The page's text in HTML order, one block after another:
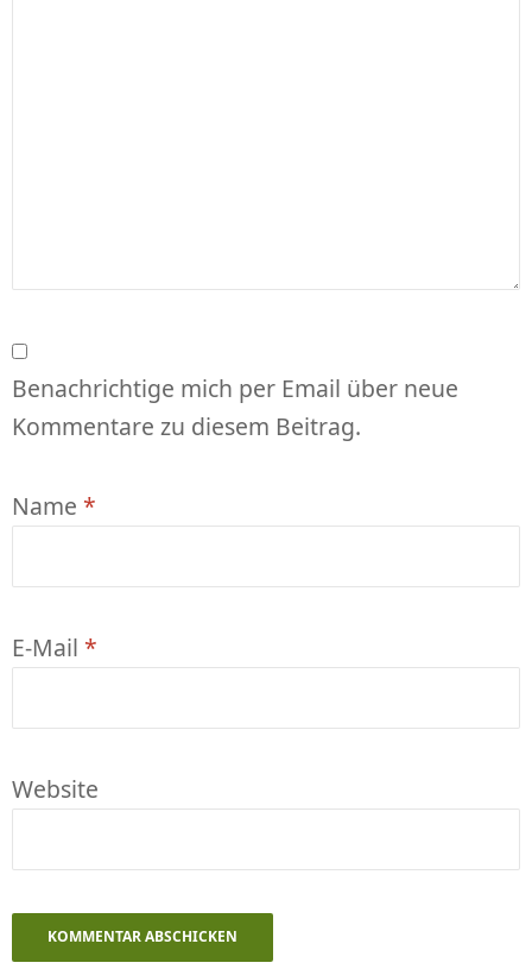
Benachrichtige mich per Email über neue
Kommentare zu diesem Beitrag.
Name *
E-Mail *
Website